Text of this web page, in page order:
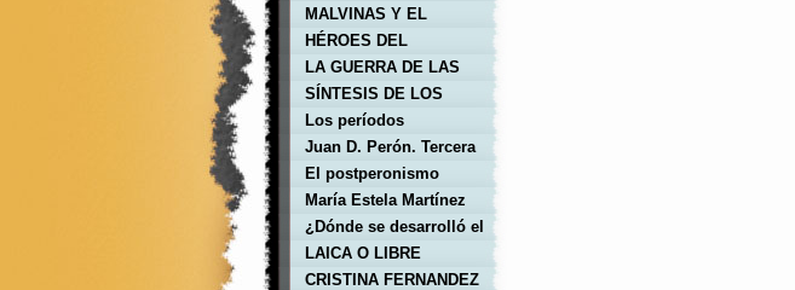
PARA LOS
DESAPARECIDOS
MALVINAS Y EL
CONFLICTO BÉLICO
HÉROES DEL
CONFLICTO BÉLICO
LA GUERRA DE LAS
MALVINAS
SÍNTESIS DE LOS
GOBIERNOS DE
CARLOS MENEN
Los períodos
presidenciales.
Juan D. Perón. Tercera
presidencia de la
nación
El postperonismo
María Estela Martínez
de Perón
¿Dónde se desarrolló el
combate de San
Lorenzo?
LAICA O LIBRE
CRISTINA FERNANDEZ